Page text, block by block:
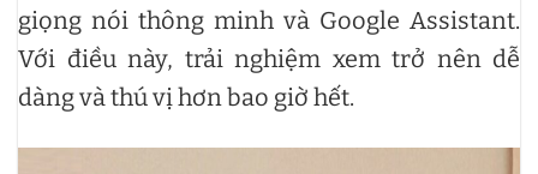
giọng nói thông minh và Google Assistant.
Với điều này, trải nghiệm xem trở nên dễ
dàng và thú vị hơn bao giờ hết.